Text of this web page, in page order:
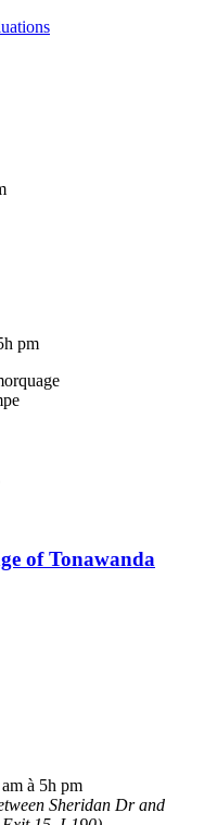
pm
of Tonawanda
à 5h pm
Sheridan Dr and